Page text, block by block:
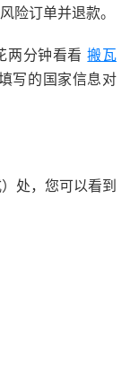
险订单并退款。
两分钟看看搬瓦
写的国家信息对
处，您可以看到